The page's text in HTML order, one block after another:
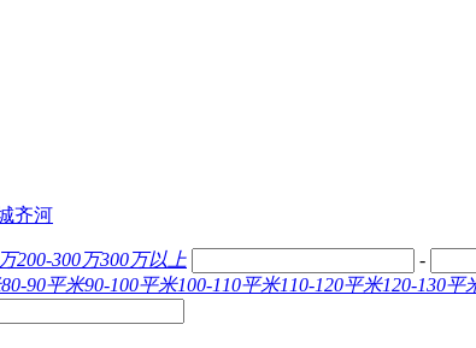
齐河
200-300万300万以上
-
80-90平米90-100平米100-110平米110-120平米120-130平